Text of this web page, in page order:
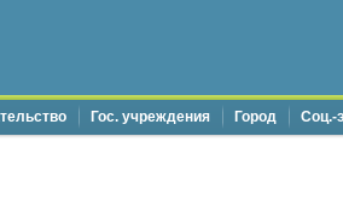
Гос. учреждения Город Соц.-